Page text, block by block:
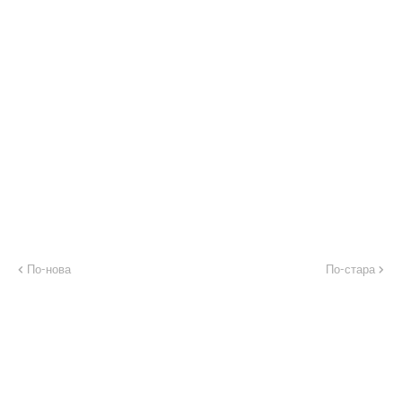
По-нова По-стара